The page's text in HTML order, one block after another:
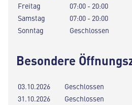
Freitag
07:00 - 20:00
Samstag
07:00 - 20:00
Sonntag
Geschlossen
Besondere
03.10.2026
Geschlossen
31.10.2026
Geschlossen